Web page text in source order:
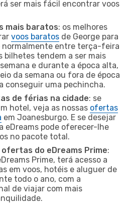
ser mais fácil encontrar voos
mais baratos: os melhores
voos baratos de George para
normalmente entre terça-feira
bilhetes tendem a ser mais
e durante a época alta,
da semana ou fora de época
conseguir uma pechincha.
de férias na cidade: se
hotel, veja as nossas ofertas
em Joanesburgo. E se desejar
eDreams pode oferecer-lhe
no pacote total.
do eDreams Prime:
Prime, terá acesso a
em voos, hotéis e aluguer de
todo o ano, com a
de viajar com mais